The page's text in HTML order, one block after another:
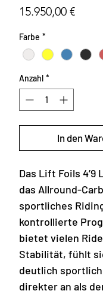
15.950,00 €Preis
Farbe *
Anzahl *
In den
Das Lift Foils 4’9
das Allround-
sportliches
kontrollierte
bietet vielen
Stabilität, fühlt
deutlich
direkter an als